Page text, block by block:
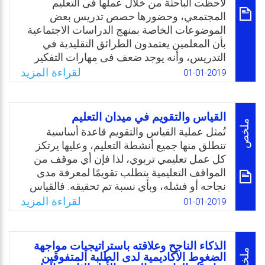
الطلاب عند تدريسهم باستخدام عناصر التلعيب،
سعى الباحث لتقديم تصوّر عملي لكيفية توظيف
التلعيب في عملية تعليم المنهج المدرسي.
WhatsApp
Facebook
Twitter
Email
لاحظت الباحثة من خلال عملها فى التعليم
المجتمعي، وحضورها حصص تدريس بعض
الموضوعات الخاصة بمنهج الدراسات الاجتماعية
بأن المعلمين يعتمدون الطرائق التقليدية في
التدريس، وأنه يوجد ضعف فى مهارات التفكير
المستقبلى لدى التلاميذ، وتم التأكد من ذلك من
خلال تطبيق اختبار تشخيصى للتفكير المستقبلى
على عينة من تلميذات الصف الرابع الابتدائى
وأكدت النتائج أن هناك ضعفًا فى مهارات التفكير
المستقبلى وفقَا لنتائج الإختبار عند بعض التلميذات
فى مهارات (التوقع، التصور، وحل المشكلات
المستقبلية)
WhatsApp
Facebook
Twitter
Email
01-01-2019 لقراءة المزيد
ملخص
القياس والتقويم في ميدان التعليم
تُمثل عملية القياس والتقويم قاعدة أساسية
تنطلق منها جميع أنشطة التعليم، وعليها يرتكز
كل عمل تعليمي تربوي، لذا فإن أي موقف من
المواقف التعليمية يتطلب تقويمًا لمعرفة مدى
نجاحه أو فشله، وبأي نسبة تم تحقيقه. فالقياس
أحد عناصر التقويم ويُستخدم لمعرفة درجة
ومستوى التعليم أو التعلم من خلال قياس جزيئات
ومكونات والتي تشكل معًا الوحدة العامة
المقيسة، وهي بحد ذاتها الهدف المنشود. ولا
تتوقف عملية القياس والتقويم عند نشاط معين،
01-01-2019 لقراءة المزيد
الذكاء الناجح وعلاقته باستراتيجيات مواجهة
الضغوط الأكاديمية لدى الطلبة المتفوقين